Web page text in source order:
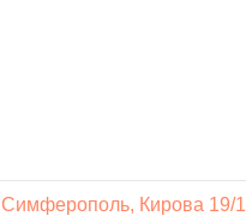
Симферополь, Кирова 19/1